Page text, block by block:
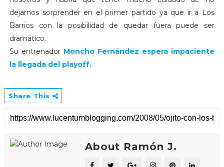
dejarnos sorprender en el primer partido ya que ir a Los
Barrios con la posibilidad de quedar fuera puede ser
dramático.
Su entrenador Moncho Fernández espera impaciente
la llegada del playoff.
Share This
About Ramón J.